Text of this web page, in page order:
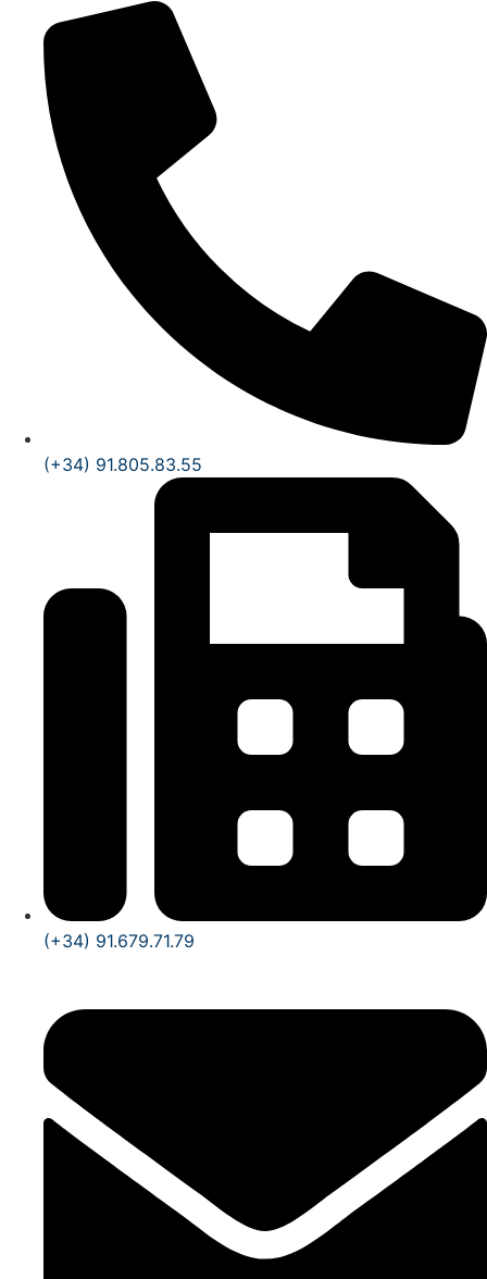
(+34) 91.805.83.55
(+34) 91.679.71.79